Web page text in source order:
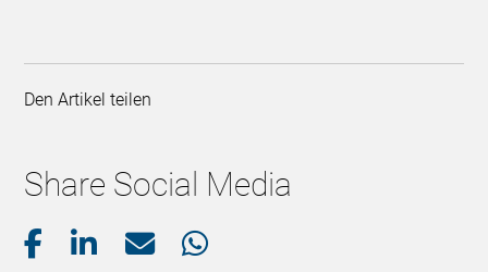
Den Artikel teilen
Share Social Media